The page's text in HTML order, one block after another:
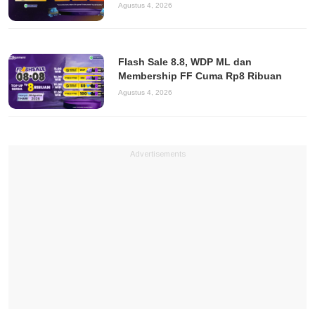
Agustus 4, 2026
Flash Sale 8.8, WDP ML dan
Membership FF Cuma Rp8 Ribuan
Agustus 4, 2026
Advertisements